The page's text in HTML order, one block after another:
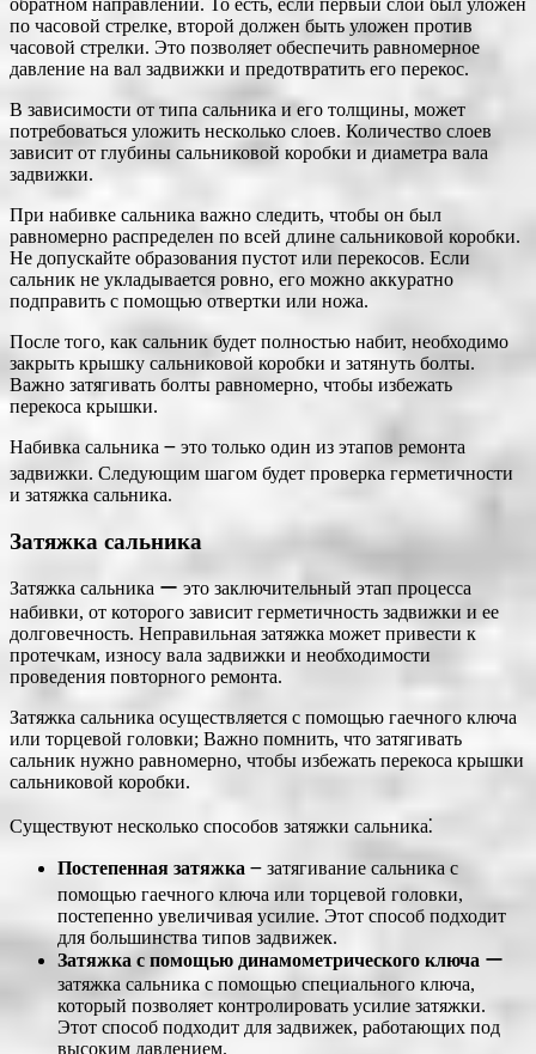
обратном направлении. То есть, если первый слой был уложен
по часовой стрелке, второй должен быть уложен против
часовой стрелки. Это позволяет обеспечить равномерное
давление на вал задвижки и предотвратить его перекос.
В зависимости от типа сальника и его толщины, может
потребоваться уложить несколько слоев. Количество слоев
зависит от глубины сальниковой коробки и диаметра вала
задвижки.
При набивке сальника важно следить, чтобы он был
равномерно распределен по всей длине сальниковой коробки.
Не допускайте образования пустот или перекосов. Если
сальник не укладывается ровно, его можно аккуратно
подправить с помощью отвертки или ножа.
После того, как сальник будет полностью набит, необходимо
закрыть крышку сальниковой коробки и затянуть болты.
Важно затягивать болты равномерно, чтобы избежать
перекоса крышки.
Набивка сальника ౼ это только один из этапов ремонта
задвижки. Следующим шагом будет проверка герметичности
и затяжка сальника.
Затяжка сальника
Затяжка сальника ー это заключительный этап процесса
набивки, от которого зависит герметичность задвижки и ее
долговечность. Неправильная затяжка может привести к
протечкам, износу вала задвижки и необходимости
проведения повторного ремонта.
Затяжка сальника осуществляется с помощью гаечного ключа
или торцевой головки; Важно помнить, что затягивать
сальник нужно равномерно, чтобы избежать перекоса крышки
сальниковой коробки.
Существуют несколько способов затяжки сальника⁚
Постепенная затяжка ౼ затягивание сальника с
помощью гаечного ключа или торцевой головки,
постепенно увеличивая усилие. Этот способ подходит
для большинства типов задвижек.
Затяжка с помощью динамометрического ключа ー
затяжка сальника с помощью специального ключа,
который позволяет контролировать усилие затяжки.
Этот способ подходит для задвижек, работающих под
высоким давлением.